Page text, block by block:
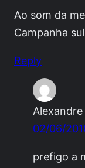
Ao som da
Campanha
Reply
Alexandre
02/06/
prefigo a